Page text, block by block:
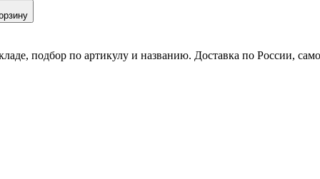
подбор по артикулу и названию. Доставка по России,